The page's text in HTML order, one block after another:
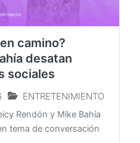
camino?
desatan
ENTRETENIMIENTO
Rendón y Mike Bahía